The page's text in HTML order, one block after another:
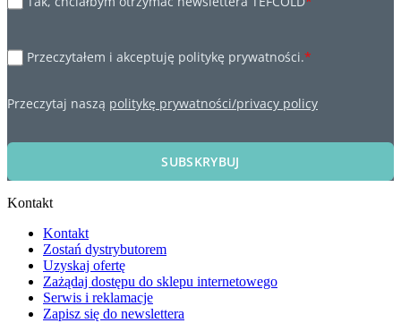
Przeczytałem i akceptuję politykę prywatności.*
Przeczytaj naszą politykę prywatności/privacy policy
SUBSKRYBUJ
Kontakt
Kontakt
Zostań dystrybutorem
Uzyskaj ofertę
Zażądaj dostępu do sklepu internetowego
Serwis i reklamacje
Zapisz się do newslettera